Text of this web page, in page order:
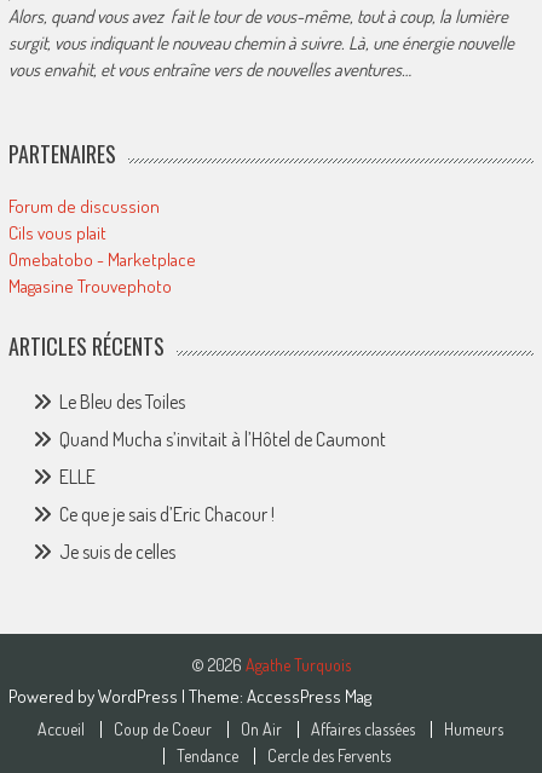
Alors, quand vous avez fait le tour de vous-même, tout à coup, la lumière
surgit, vous indiquant le nouveau chemin à suivre. Là, une énergie nouvelle
vous envahit, et vous entraîne vers de nouvelles aventures…
PARTENAIRES
Forum de discussion
Cils vous plait
Omebatobo - Marketplace
Magasine Trouvephoto
ARTICLES RÉCENTS
Le Bleu des Toiles
Quand Mucha s’invitait à l’Hôtel de Caumont
ELLE
Ce que je sais d’Eric Chacour !
Je suis de celles
© 2026 Agathe Turquois
Powered byWordPress | Theme: AccessPress Mag
Accueil Coup de Coeur On Air Affaires classées
Humeurs
Tendance
Cercle des Fervents